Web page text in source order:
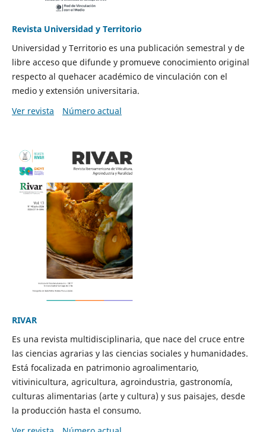
Revista Universidad y Territorio
Universidad y Territorio es una publicación semestral y de
libre acceso que difunde y promueve conocimiento original
respecto al quehacer académico de vinculación con el
medio y extensión universitaria.
Ver revista
Número actual
RIVAR
Es una revista multidisciplinaria, que nace del cruce entre
las ciencias agrarias y las ciencias sociales y humanidades.
Está focalizada en patrimonio agroalimentario,
vitivinicultura, agricultura, agroindustria, gastronomía,
culturas alimentarias (arte y cultura) y sus paisajes, desde
la producción hasta el consumo.